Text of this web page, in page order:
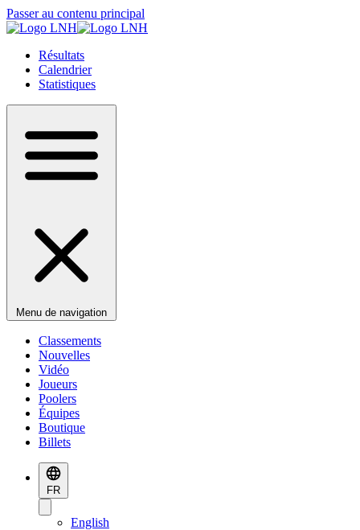
Passer au contenu principal
Résultats
Calendrier
Statistiques
Menu de navigation
Classements
Nouvelles
Vidéo
Joueurs
Poolers
Équipes
Boutique
Billets
FR
English